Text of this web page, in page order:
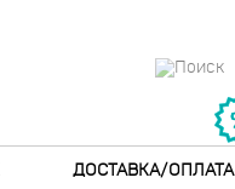
ДОСТАВКА/ОПЛАТА